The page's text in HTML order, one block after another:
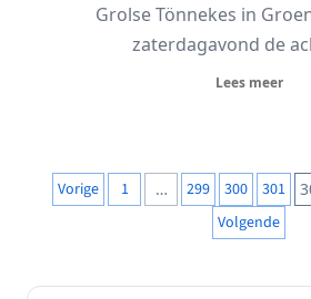
Grolse Tönnekes in
zaterdagavond de
Lees meer
Berichten
Vorige 1 … 299 300 301
Volgende